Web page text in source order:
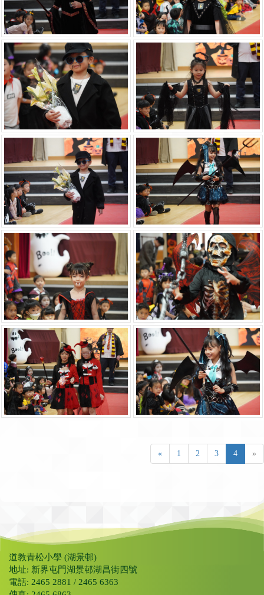
« 1 2 3 4 »
道教青松小學 (湖景邨)
地址: 新界屯門湖景邨湖昌街四號
電話: 2465 2881 / 2465 6363